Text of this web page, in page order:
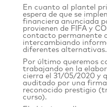
En cuanto al plantel
espera de que se
financiera anunciada
provienen de FIFA y
contacto permanente
intercambiando
diferentes alternativas.
Por último queremos
trabajando en la
cierra el 31/05/2020 y
auditado por una
reconocido prestigio
curso).